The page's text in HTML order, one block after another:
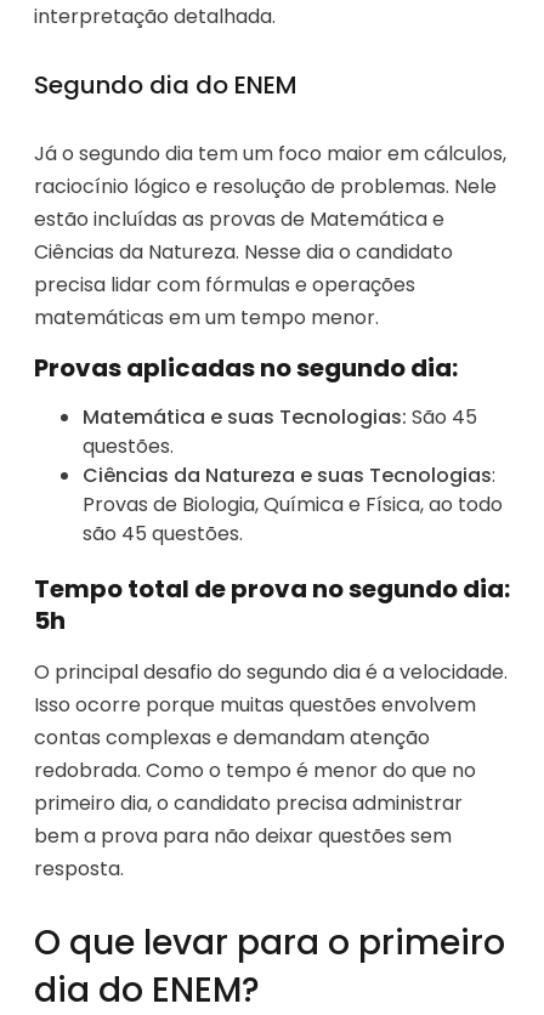
interpretação detalhada.
Segundo dia do ENEM
Já o segundo dia tem um foco maior em cálculos,
raciocínio lógico e resolução de problemas. Nele
estão incluídas as provas de Matemática e
Ciências da Natureza. Nesse dia o candidato
precisa lidar com fórmulas e operações
matemáticas em um tempo menor.
Provas aplicadas no segundo dia:
Matemática e suas Tecnologias: São 45
questões.
Ciências da Natureza e suas Tecnologias:
Provas de Biologia, Química e Física, ao todo
são 45 questões.
Tempo total de prova no segundo dia:
5h
O principal desafio do segundo dia é a velocidade.
Isso ocorre porque muitas questões envolvem
contas complexas e demandam atenção
redobrada. Como o tempo é menor do que no
primeiro dia, o candidato precisa administrar
bem a prova para não deixar questões sem
resposta.
O que levar para o primeiro
dia do ENEM?